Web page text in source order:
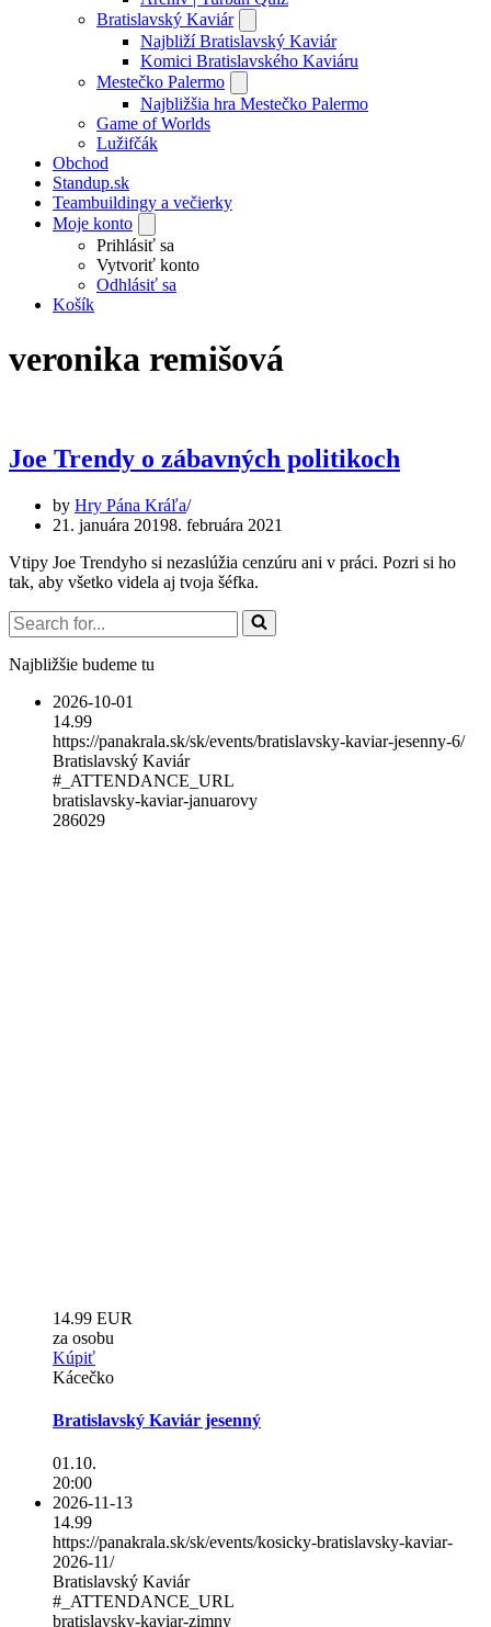
Bratislavský Kaviár
Najbliží Bratislavský Kaviár
Komici Bratislavského Kaviáru
Mestečko Palermo
Najbližšia hra Mestečko Palermo
Game of Worlds
Lužifčák
Obchod
Standup.sk
Teambuildingy a večierky
Moje konto
Prihlásiť sa
Vytvoriť konto
Odhlásiť sa
Košík
veronika remišová
Joe Trendy o zábavných politikoch
by Hry Pána Kráľa
21. januára 20198. februára 2021
Vtipy Joe Trendyho si nezaslúžia cenzúru ani v práci. Pozri si ho
tak, aby všetko videla aj tvoja šéfka.
Search
for...
Najbližšie budeme tu
2026-10-01
14.99
https://panakrala.sk/sk/events/bratislavsky-kaviar-jesenny-6/
Bratislavský Kaviár
#_ATTENDANCE_URL
bratislavsky-kaviar-januarovy
286029
14.99 EUR
za osobu
Kúpiť
Kácečko
Bratislavský Kaviár jesenný
01.10.
20:00
2026-11-13
14.99
https://panakrala.sk/sk/events/kosicky-bratislavsky-kaviar-
2026-11/
Bratislavský Kaviár
#_ATTENDANCE_URL
bratislavsky-kaviar-zimny